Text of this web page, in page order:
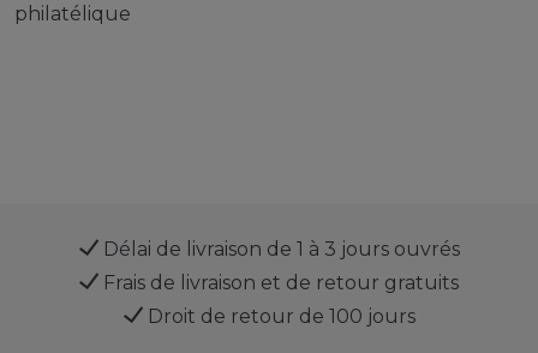
philatélique
Délai de livraison de 1 à 3 jours ouvrés
Frais de livraison et de retour gratuits
Droit de retour de 100 jours